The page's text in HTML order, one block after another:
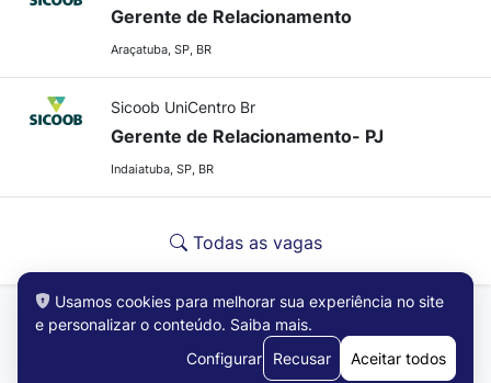
Gerente de Relacionamento
Araçatuba, SP, BR
Sicoob UniCentro Br
Gerente de Relacionamento- PJ
Indaiatuba, SP, BR
Todas as vagas
Usamos cookies para melhorar sua experiência no site
e personalizar o conteúdo. Saiba mais.
Configurar
Recusar Aceitar todos